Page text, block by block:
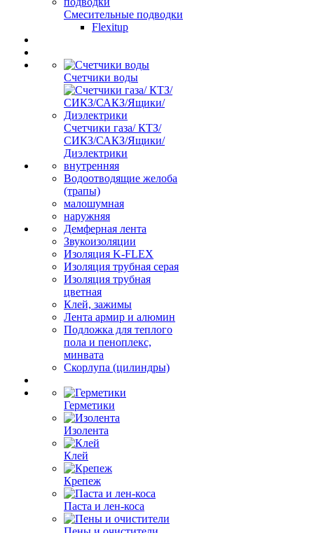
Смесительные подводки
Flexitup
Счетчики воды
Счетчики газа/ КТЗ/
СИКЗ/САКЗ/Ящики/
Диэлектрики
внутренняя
Водоотводящие желоба
(трапы)
малошумная
наружняя
Демферная лента
Звукоизоляции
Изоляция K-FLEX
Изоляция трубная серая
Изоляция трубная
цветная
Клей, зажимы
Лента армир и алюмин
Подложка для теплого
пола и пеноплекс,
минвата
Скорлупа (цилиндры)
Герметики
Изолента
Клей
Крепеж
Паста и лен-коса